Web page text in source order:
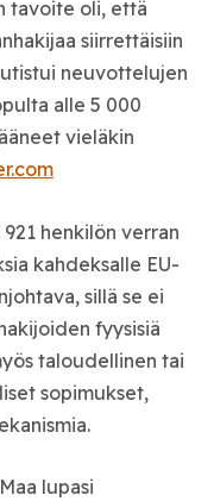
tavoite oli, että
siirrettäisiin
neuvottelujen
alle 5 000
vieläkin
henkilön verran
kahdeksalle EU-
sillä se ei
fyysisiä
taloudellinen tai
sopimukset,
lupasi